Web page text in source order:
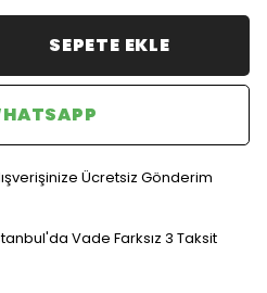
SEPETE EKLE
Ücretsiz Gönderim
Vade Farksız 3 Taksit